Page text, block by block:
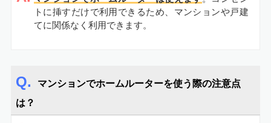
トに挿すだけで利用できるため、マンションや戸建
てに関係なく利用できます。
マンションでホームルーターを使う際の注意点
は？